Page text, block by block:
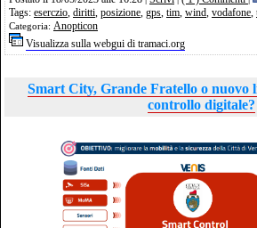
Tags: eserczio diritti posizione gps tim wind vodafone
Categoria: Anopticon
Visualizza sulla webgui di tramaci.org
Smart City, Grande Fratello o nuovo
controllo digitale?